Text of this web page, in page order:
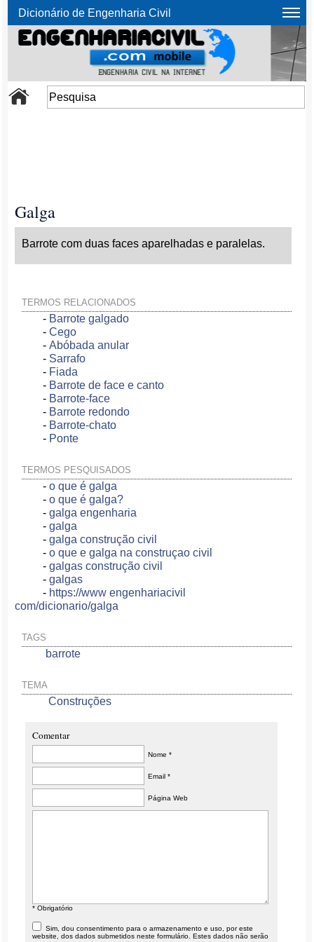
Dicionário de Engenharia Civil
Galga
Barrote com duas faces aparelhadas e paralelas.
TERMOS RELACIONADOS
- Barrote galgado
-Cego
-Abóbada anular
- Sarrafo
- Fiada
- Barrote de face e canto
- Barrote-face
- Barrote redondo
- Barrote-chato
- Ponte
TERMOS PESQUISADOS
-o que é galga
-o que é galga?
-galga engenharia
-galga
-galga construção civil
-o que e galga na construçao civil
-galgas construção civil
-galgas
- https://www engenhariacivil
com/dicionario/galga
TAGS
barrote
TEMA
Construções
Comentar
Nome *
Email *
Página Web
* Obrigatório
Sim, dou consentimento para o armazenamento e uso, por este
website, dos dados submetidos neste formulário. Estes dados não serão